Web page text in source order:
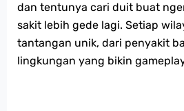
dan tentunya cari duit buat
sakit lebih gede lagi. Setiap
tantangan unik, dari penyakit
lingkungan yang bikin